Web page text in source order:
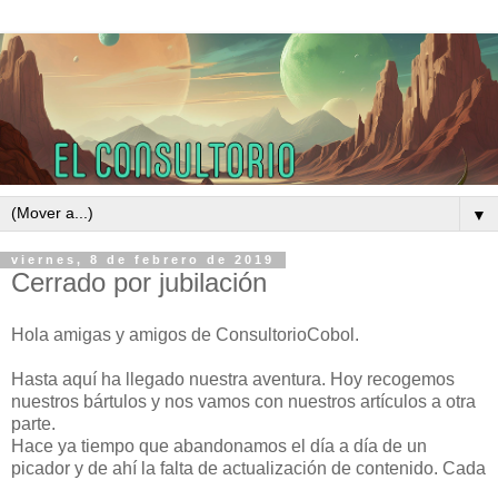
▼
viernes, 8 de febrero de 2019
Cerrado por jubilación
Hola amigas y amigos de ConsultorioCobol.
Hasta aquí ha llegado nuestra aventura. Hoy recogemos
nuestros bártulos y nos vamos con nuestros artículos a otra
parte.
Hace ya tiempo que abandonamos el día a día de un
picador y de ahí la falta de actualización de contenido. Cada